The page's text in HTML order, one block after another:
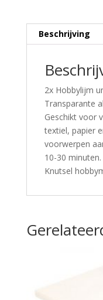
Beschrijving
2x Hobbylijm
Transparante
Geschikt voor
textiel, papier
voorwerpen
10-30
Knutsel